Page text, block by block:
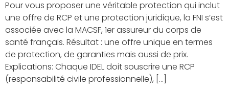
Pour vous proposer une véritable protection qui inclut
une offre de RCP et une protection juridique, la FNI s’est
associée avec la MACSF, 1er assureur du corps de
santé français. Résultat : une offre unique en termes
de protection, de garanties mais aussi de prix.
Explications: Chaque IDEL doit souscrire une RCP
(responsabilité civile professionnelle), […]